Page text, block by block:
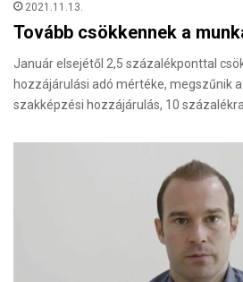
2021.11.13.
Tovább csökkennek a
Január elsejétől 2,5 százalékponttal
hozzájárulási adó mértéke, megszűnik
szakképzési hozzájárulás, 10 százalékra